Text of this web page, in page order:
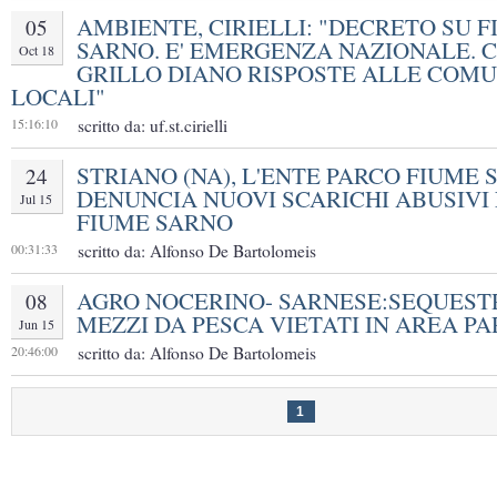
05
Oct 18
AMBIENTE, CIRIELLI: "DECRETO SU
SARNO. E' EMERGENZA NAZIONALE.
GRILLO DIANO RISPOSTE ALLE
LOCALI"
15:16:10 scritto da: uf.st.cirielli
24
Jul 15
STRIANO (NA), L'ENTE PARCO FIUME
DENUNCIA NUOVI SCARICHI ABUSIVI
FIUME SARNO
00:31:33 scritto da: Alfonso De Bartolomeis
08
Jun 15
AGRO NOCERINO-
MEZZI DA PESCA VIETATI IN AREA
20:46:00 scritto da: Alfonso De Bartolomeis
1